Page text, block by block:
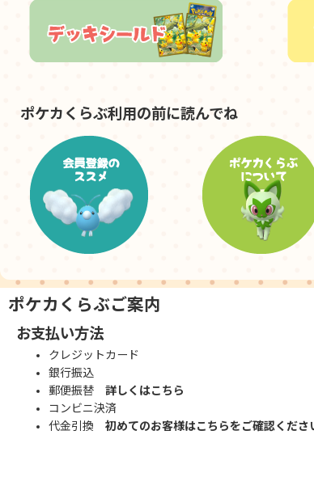
ポケカくらぶ利用の前に読んでね
ポケカくらぶご案内
お支払い方法
クレジットカード
銀行振込
郵便振替 詳しくはこちら
コンビニ決済
代金引換 初めてのお客様はこちらをご確認くださ